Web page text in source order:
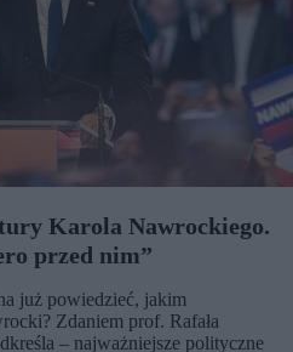
Karola Nawrockiego.
przed nim”
już powiedzieć, jakim
Zdaniem prof. Rafała
– najważniejsze polityczne